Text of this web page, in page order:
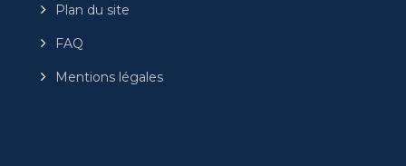
Plan du site
FAQ
Mentions légales